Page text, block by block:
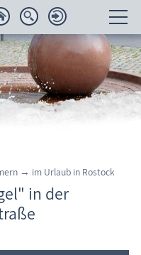
→ im Urlaub in Rostock
in der